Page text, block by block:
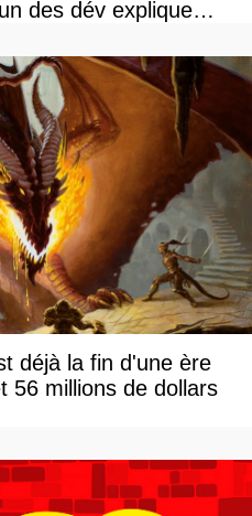
des dév explique
déjà la fin d'une ère
56 millions de dollars